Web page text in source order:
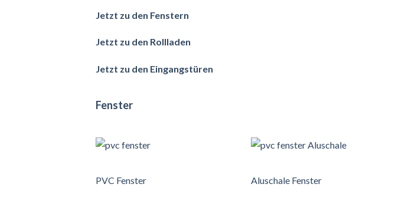
Jetzt zu den Fenstern
Jetzt zu den Rollladen
Jetzt zu den Eingangstüren
Fenster
PVC Fenster
Aluschale Fenster